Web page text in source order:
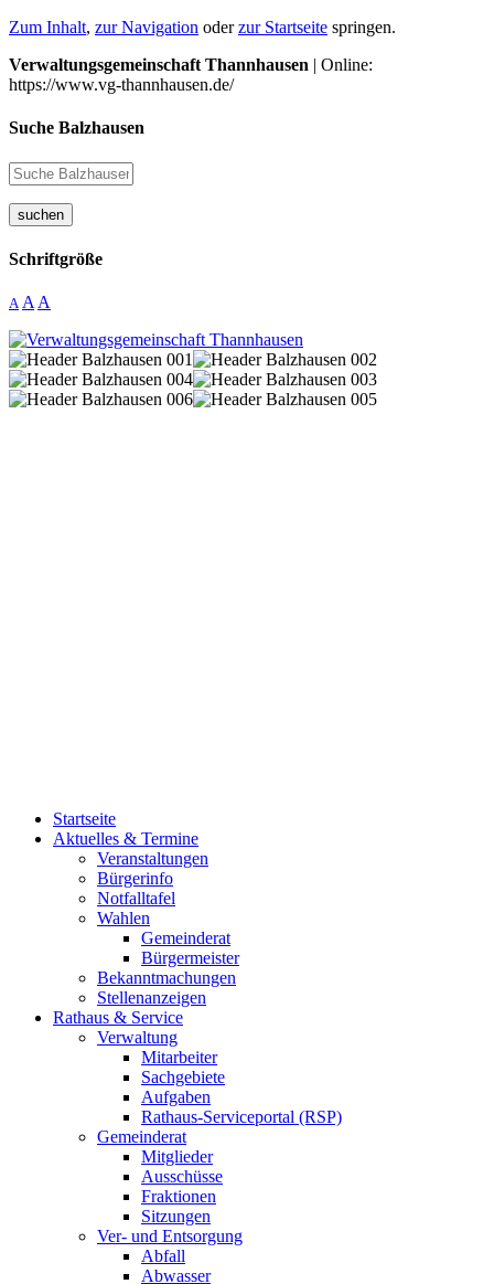
Zum Inhalt, zur Navigation oderzur Startseite springen.
Verwaltungsgemeinschaft Thannhausen | Online:
https://www.vg-thannhausen.de/
Suche Balzhausen
suchen
Schriftgröße
A A A
Startseite
Aktuelles & Termine
Veranstaltungen
Bürgerinfo
Notfalltafel
Wahlen
Gemeinderat
Bürgermeister
Bekanntmachungen
Stellenanzeigen
Rathaus & Service
Verwaltung
Mitarbeiter
Sachgebiete
Aufgaben
Rathaus-Serviceportal (RSP)
Gemeinderat
Mitglieder
Ausschüsse
Fraktionen
Sitzungen
Ver- und Entsorgung
Abfall
Abwasser